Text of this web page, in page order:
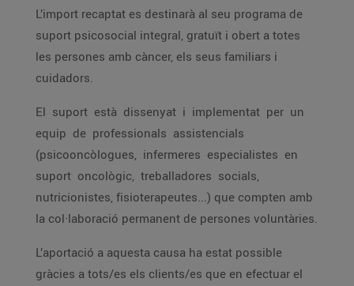
L’import recaptat es destinarà al seu programa de
suport psicosocial integral, gratuït i obert a totes
les persones amb càncer, els seus familiars i
cuidadors.
El suport està dissenyat i implementat per un
equip de professionals assistencials
(psicooncòlogues, infermeres especialistes en
suport oncològic, treballadores socials,
nutricionistes, fisioterapeutes...) que compten amb
la col·laboració permanent de persones voluntàries.
L’aportació a aquesta causa ha estat possible
gràcies a tots/es els clients/es que en efectuar el